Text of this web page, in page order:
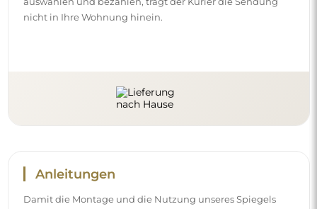
makellosen Aussehen erfreuen können.
Folgen Sie uns und bleiben Sie auf
dem Laufenden